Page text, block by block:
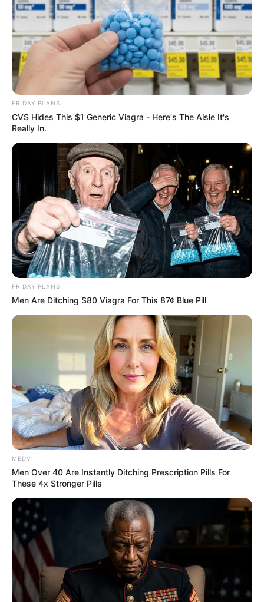
FRIDAY PLANS
CVS Hides This $1 Generic Viagra - Here's The Aisle It's
Really In.
FRIDAY PLANS
Men Are Ditching $80 Viagra For This 87¢ Blue Pill
MEDVI
Men Over 40 Are Instantly Ditching Prescription Pills For
These 4x Stronger Pills